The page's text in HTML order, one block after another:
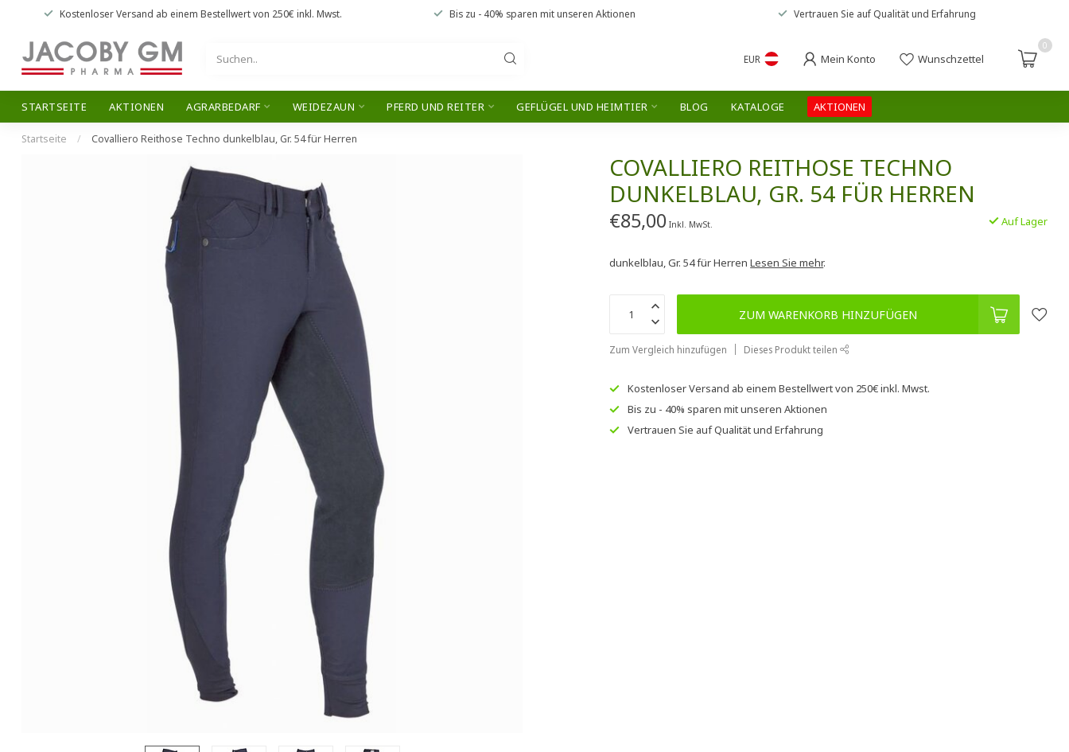
Kostenloser Versand ab einem Bestellwert von 250€ inkl. Mwst. Bis zu - 40% sparen mit unseren Aktionen Vertrauen Sie auf Qualität und Erfahrung
EUR Mein Konto Wunschzettel
0
STARTSEITE AKTIONEN AGRARBEDARF WEIDEZAUN PFERD UND REITER GEFLÜGEL UND HEIMTIER BLOG KATALOGE AKTIONEN
Startseite / Covalliero Reithose Techno dunkelblau, Gr. 54 für Herren
COVALLIERO REITHOSE TECHNO
DUNKELBLAU, GR. 54 FÜR HERREN
€85,00 Inkl. MwSt. Auf Lager
dunkelblau, Gr. 54 für HerrenLesen Sie mehr.
ZUM WARENKORB HINZUFÜGEN
Zum Vergleich hinzufügen Dieses Produkt teilen
Kostenloser Versand ab einem Bestellwert von 250€inkl. Mwst.
Bis zu - 40% sparen mit unserenAktionen
Vertrauen Sie aufQualität und Erfahrung